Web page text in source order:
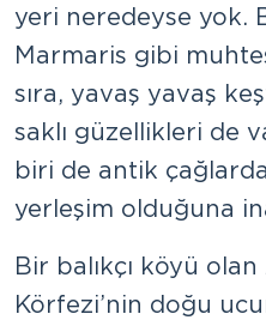
yeri neredeyse yok.
Marmaris gibi
sıra, yavaş yavaş
saklı güzellikleri de
biri de antik
yerleşim olduğuna
Bir balıkçı köyü
Körfezi’nin doğu